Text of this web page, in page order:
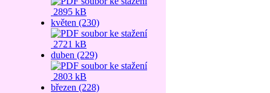
2895 kB
květen (230)
2721 kB
duben (229)
2803 kB
březen (228)